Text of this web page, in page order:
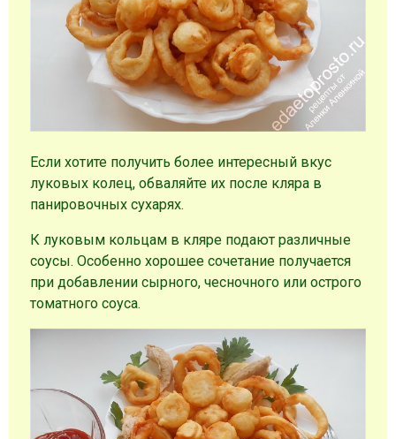
Если хотите получить более интересный вкус
луковых колец, обваляйте их после кляра в
панировочных сухарях.
К луковым кольцам в кляре подают различные
соусы. Особенно хорошее сочетание получается
при добавлении сырного, чесночного или острого
томатного соуса.